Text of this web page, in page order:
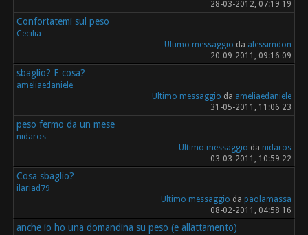
28-03-2012, 07:19 19
Confortatemi sul peso
Cecilia
Ultimo messaggio da alessimdon
20-09-2011, 09:16 09
sbaglio? E cosa?
ameliaedaniele
Ultimo messaggio da ameliaedaniele
31-05-2011, 11:06 23
peso fermo da un mese
nidaros
Ultimo messaggio da nidaros
03-03-2011, 10:59 22
Cosa sbaglio?
ilariad79
Ultimo messaggio da paolamassa
08-02-2011, 04:58 16
anche io ho una domandina su peso (e allattamento)